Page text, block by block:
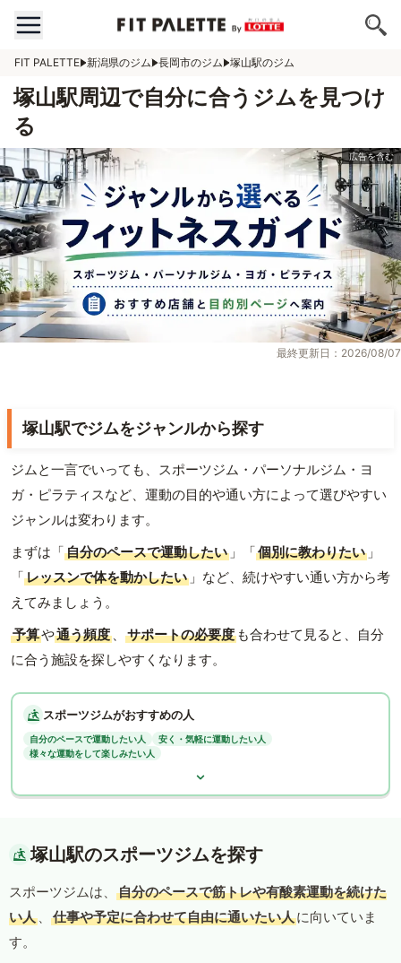
FIT PALETTE 新潟県のジム 長岡市のジム 塚山駅のジム
塚山駅周辺で自分に合うジムを見つけ
る
最終更新日：2026/08/07
塚山駅でジムをジャンルから探す
ジムと一言でいっても、スポーツジム・パーソナルジム・ヨ
ガ・ピラティスなど、運動の目的や通い方によって選びやすい
ジャンルは変わります。
まずは「自分のペースで運動したい 」「個別に教わりたい 」
「レッスンで体を動かしたい 」など、続けやすい通い方から考
えてみましょう。
予算や通う頻度 、 サポートの必要度 も合わせて見ると、自分
に合う施設を探しやすくなります。
スポーツジムがおすすめの人
自分のペースで運動したい人
安く・気軽に運動したい人
様々な運動をして楽しみたい人
塚山駅のスポーツジムを探す
スポーツジムは、
自分のペースで筋トレや有酸素運動を続けた
い人 、 仕事や予定に合わせて自由に通いたい人に向いていま
す。